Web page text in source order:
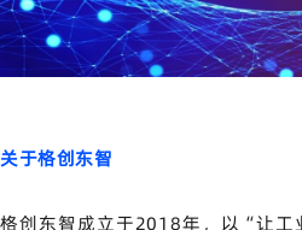
关于格创东智
格创东智成立于2018年，以“让工